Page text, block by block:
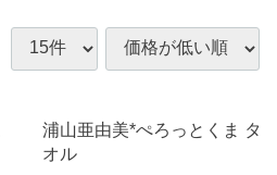
浦山亜由美*ぺろっとくま タ
オル